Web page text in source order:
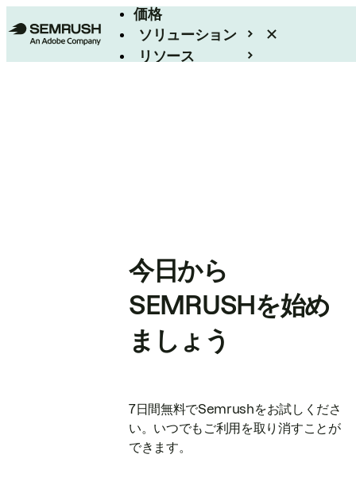
価格
ソリューション
リソース
今日から
SEMRUSHを始め
ましょう
7日間無料でSemrushをお試しくださ
い。いつでもご利用を取り消すことが
できます。